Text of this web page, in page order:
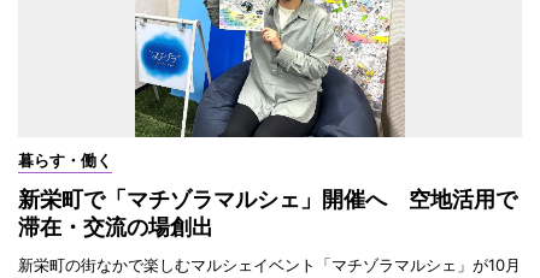
暮らす・働く
新栄町で「マチゾラマルシェ」開催へ 空地活用で
滞在・交流の場創出
新栄町の街なかで楽しむマルシェイベント「マチゾラマルシェ」が10月